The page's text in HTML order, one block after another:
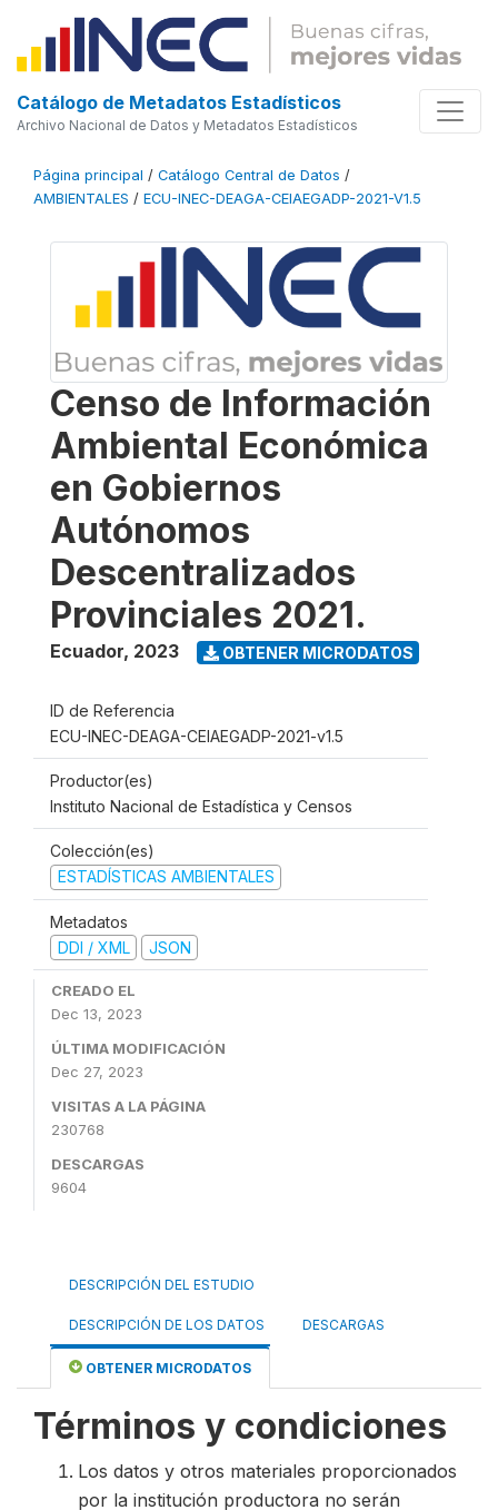
Catálogo de Metadatos Estadísticos
Archivo Nacional de Datos y Metadatos Estadísticos
Página principal / Catálogo Central de Datos /
AMBIENTALES / ECU-INEC-DEAGA-CEIAEGADP-2021-V1.5
Censo de Información
Ambiental Económica
en Gobiernos
Autónomos
Descentralizados
Provinciales 2021.
Ecuador, 2023 OBTENER MICRODATOS
ID de Referencia
ECU-INEC-DEAGA-CEIAEGADP-2021-v1.5
Productor(es)
Instituto Nacional de Estadística y Censos
Colección(es)
ESTADÍSTICAS AMBIENTALES
Metadatos
DDI / XML
JSON
CREADO EL
Dec 13, 2023
ÚLTIMA MODIFICACIÓN
Dec 27, 2023
VISITAS A LA PÁGINA
230768
DESCARGAS
9604
DESCRIPCIÓN DEL ESTUDIO
DESCRIPCIÓN DE LOS DATOS DESCARGAS
OBTENER MICRODATOS
Términos y condiciones
Los datos y otros materiales proporcionados
por la institución productora no serán